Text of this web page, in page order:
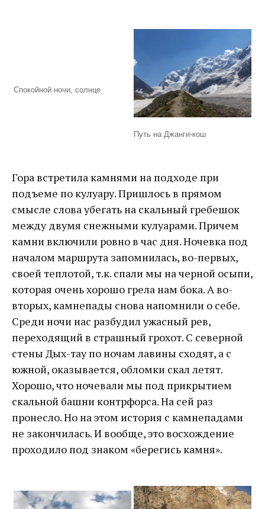
Спокойной ночи, солнце
Путь на Джанги-кош
Гора встретила камнями на подходе при
подъеме по кулуару. Пришлось в прямом
смысле слова убегать на скальный гребешок
между двумя снежными кулуарами. Причем
камни включили ровно в час дня. Ночевка под
началом маршрута запомнилась, во-первых,
своей теплотой, т.к. спали мы на черной осыпи,
которая очень хорошо грела нам бока. А во-
вторых, камнепады снова напомнили о себе.
Среди ночи нас разбудил ужасный рев,
переходящий в страшный грохот. С северной
стены Дых-тау по ночам лавины сходят, а с
южной, оказывается, обломки скал летят.
Хорошо, что ночевали мы под прикрытием
скальной башни контрфорса. На сей раз
пронесло. Но на этом история с камнепадами
не закончилась. И вообще, это восхождение
проходило под знаком «берегись камня».